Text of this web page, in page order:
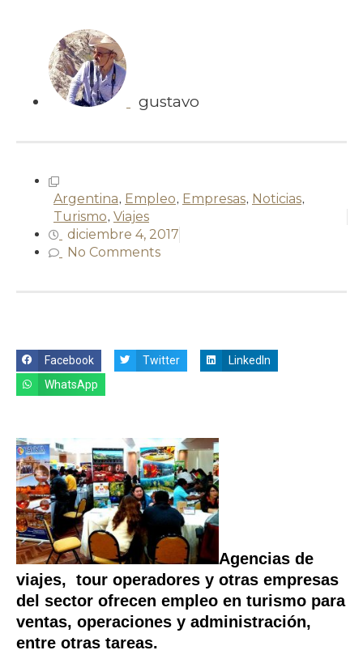
gustavo
Argentina, Empleo, Empresas, Noticias,
Turismo, Viajes
diciembre 4, 2017
No Comments
Facebook Twitter
LinkedIn
WhatsApp
Agencias de
viajes, tour operadores y otras empresas
del sector ofrecen empleo en turismo para
ventas, operaciones y administración,
entre otras tareas.